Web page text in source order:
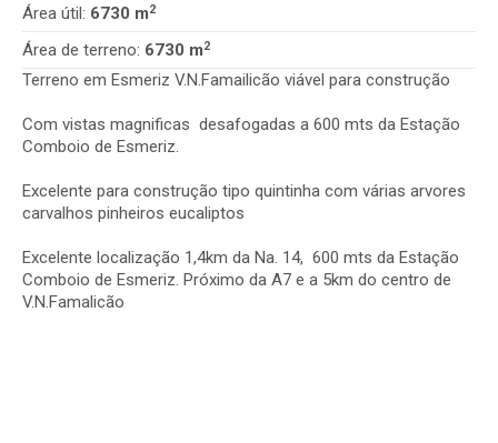
Área útil: 6730 m2
Área de terreno: 6730 m2
Terreno em Esmeriz V.N.Famailicão viável para construção
Com vistas magnificas desafogadas a 600 mts da Estação
Comboio de Esmeriz.
Excelente para construção tipo quintinha com várias arvores
carvalhos pinheiros eucaliptos
Excelente localização 1,4km da Na. 14, 600 mts da Estação
Comboio de Esmeriz. Próximo da A7 e a 5km do centro de
V.N.Famalicão